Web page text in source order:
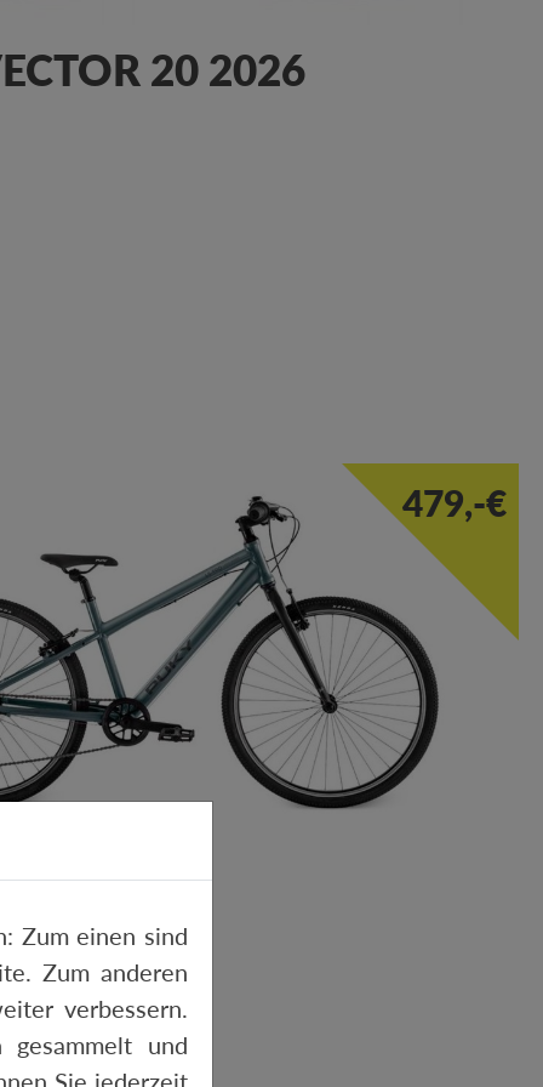
20 2026
479,-€
26-8
Zum einen sind
Zum anderen
verbessern.
gesammelt und